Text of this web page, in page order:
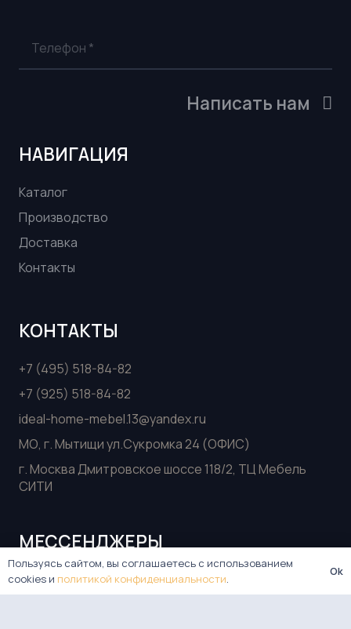
Написать нам
НАВИГАЦИЯ
Каталог
Производство
Доставка
Контакты
КОНТАКТЫ
+7 (495) 518-84-82
+7 (925) 518-84-82
ideal-home-mebel.13@yandex.ru
МО, г. Мытищи ул.Сукромка 24 (ОФИС)
г. Москва Дмитровское шоссе 118/2, ТЦ Мебель
СИТИ
МЕССЕНДЖЕРЫ
Telegram
Пользуясь сайтом, вы соглашаетесь с использованием
cookies и политикой конфиденциальности.
Ok